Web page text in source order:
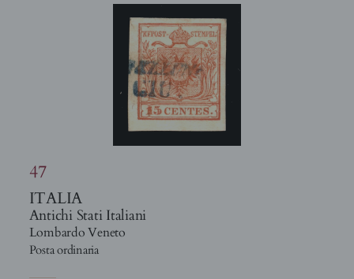
47
ITALIA
Antichi Stati Italiani
Lombardo Veneto
Posta ordinaria